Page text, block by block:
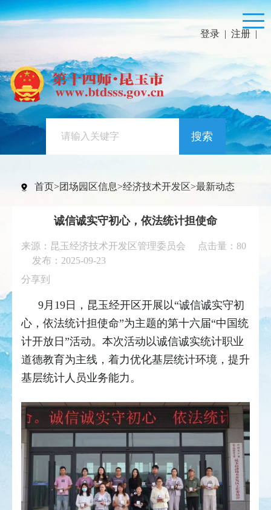
登录 | 注册 |
搜索
首页>团场园区信息>经济技术开发区>最新动态
诚信诚实守初心，依法统计担使命
来源：昆玉经济技术开发区管理委员会 点击量： 80
发布：2025-09-23
分享到
9月19日，昆玉经开区开展以“诚信诚实守初
心，依法统计担使命”为主题的第十六届“中国统
计开放日”活动。本次活动以诚信诚实统计职业
道德教育为主线，着力优化基层统计环境，提升
基层统计人员业务能力。